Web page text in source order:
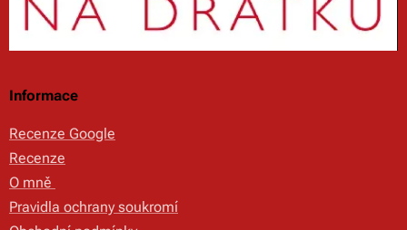
Informace
Recenze Google
Recenze
O mně
Pravidla ochrany soukromí